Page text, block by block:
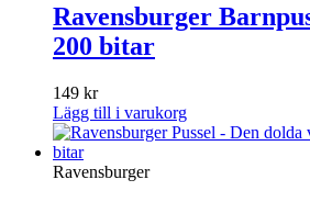
Ravensburger
200 bitar
149 kr
Lägg till i varukorg
Ravensburger